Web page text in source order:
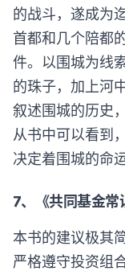
的战斗，遂成为
首都和几个陪都
件。以围城为线
的珠子，加上河
叙述围城的历史
从书中可以看到
决定着围城的命运
7、《共同基金常
本书的建议极其
严格遵守投资组